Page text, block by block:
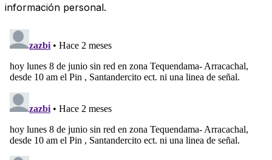
información personal.